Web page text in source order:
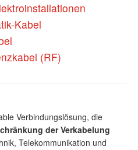
Kabel
(RF)
Verbindungslösung, die
der Verkabelung
Telekommunikation und